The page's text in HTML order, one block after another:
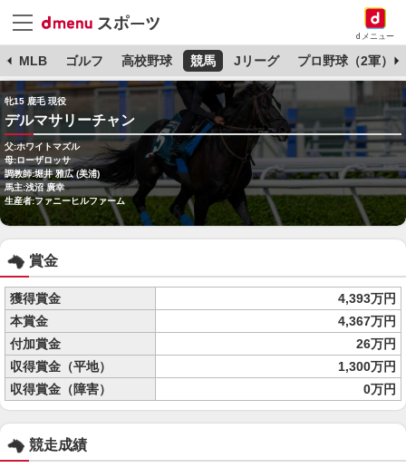
dメニュー
MLB ゴルフ 高校野球 競馬 Jリーグ プロ野球（2軍）
牝15 鹿毛 現役
デルマサリーチャン
父:ホワイトマズル
母:ローザロッサ
調教師:堀井 雅広 (美浦)
馬主:浅沼 廣幸
生産者:ファニーヒルファーム
賞金
獲得賞金
4,393万円
本賞金
4,367万円
付加賞金
26万円
収得賞金（平地）
1,300万円
収得賞金（障害）
0万円
競走成績